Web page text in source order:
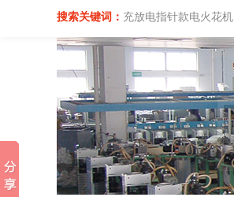
搜索关键词： 充放电指针款电火花机